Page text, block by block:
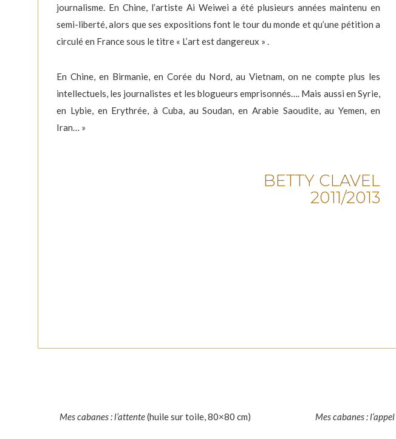
journalisme. En Chine, l’artiste Ai Weiwei a été plusieurs années maintenu en
semi-liberté, alors que ses expositions font le tour du monde et qu’une pétition a
circulé en France sous le titre « L’art est dangereux » .
En Chine, en Birmanie, en Corée du Nord, au Vietnam, on ne compte plus les
intellectuels, les journalistes et les blogueurs emprisonnés…. Mais aussi en Syrie,
en Lybie, en Erythrée, à Cuba, au Soudan, en Arabie Saoudite, au Yemen, en
Iran… »
BETTY CLAVEL
2011/2013
Mes cabanes : l’attente(huile sur toile, 80×80 cm) Mes cabanes : l’appel